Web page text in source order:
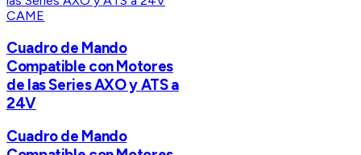
CAME
Cuadro de Mando
Compatible con Motores
de las Series AXO y ATS a
24V
Cuadro de Mando